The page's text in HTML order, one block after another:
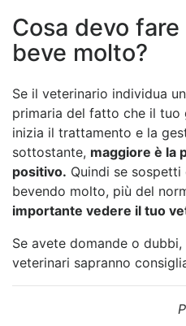
Cosa devo
beve molto?
Se il veterinario individua
primaria del fatto che il
inizia il trattamento e la
sottostante, maggiore è la
positivo. Quindi se
bevendo molto, più del
importante vedere il tuo
Se avete domande o
veterinari sapranno